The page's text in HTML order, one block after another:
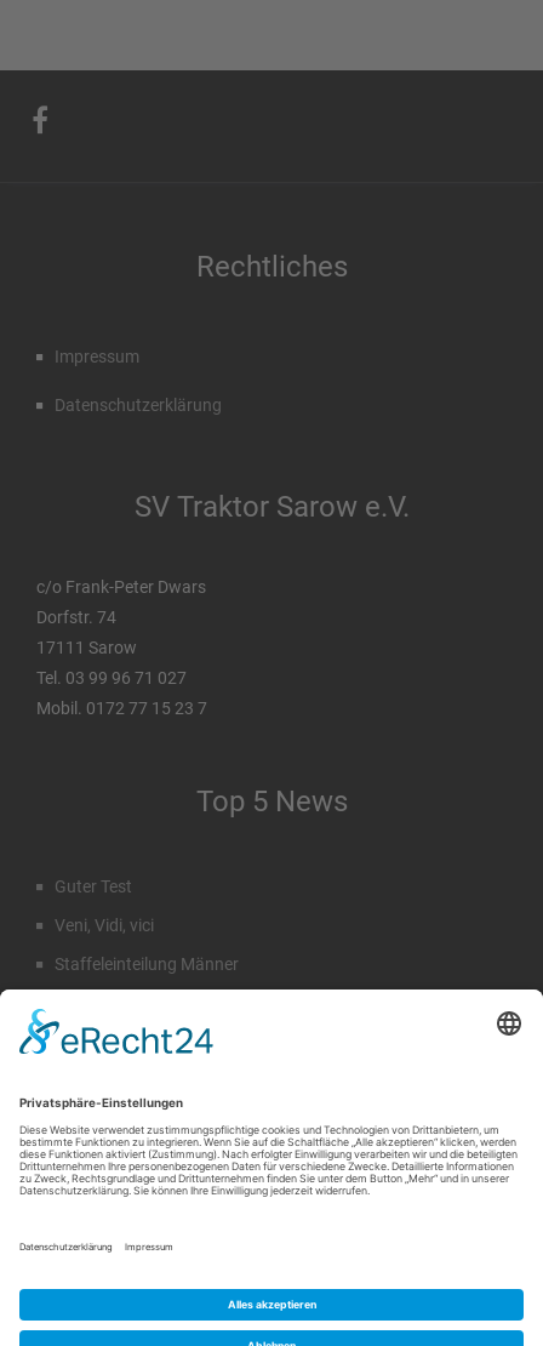
Rechtliches
Impressum
Datenschutzerklärung
SV Traktor Sarow e.V.
c/o Frank-Peter Dwars
Dorfstr. 74
17111 Sarow
Tel. 03 99 96 71 027
Mobil. 0172 77 15 23 7
Top 5 News
Guter Test
Veni, Vidi, vici
Staffeleinteilung Männer
Emil Hahn
Suche